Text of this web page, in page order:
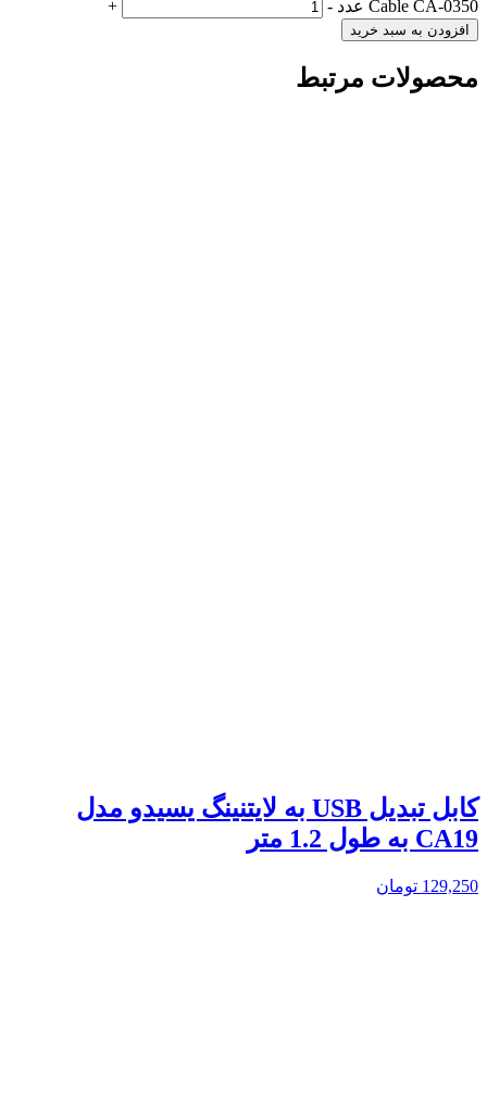
Cable CA-0350 عدد -
+
افزودن به سبد خرید
محصولات مرتبط
کابل تبدیل USB به لایتنینگ یسیدو مدل
CA19 به طول 1.2 متر
129,250 تومان